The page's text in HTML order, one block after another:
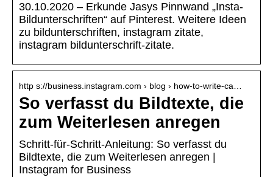
30.10.2020 – Erkunde Jasys Pinnwand „Insta-
Bildunterschriften“ auf Pinterest. Weitere Ideen
zu bildunterschriften, instagram zitate,
instagram bildunterschrift-zitate.
http s://business.instagram.com › blog › how-to-write-ca…
So verfasst du Bildtexte, die
zum Weiterlesen anregen
Schritt-für-Schritt-Anleitung: So verfasst du
Bildtexte, die zum Weiterlesen anregen |
Instagram for Business